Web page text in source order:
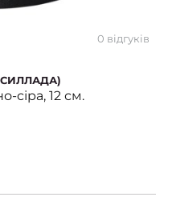
0 відгуків
сіра, 12 см.